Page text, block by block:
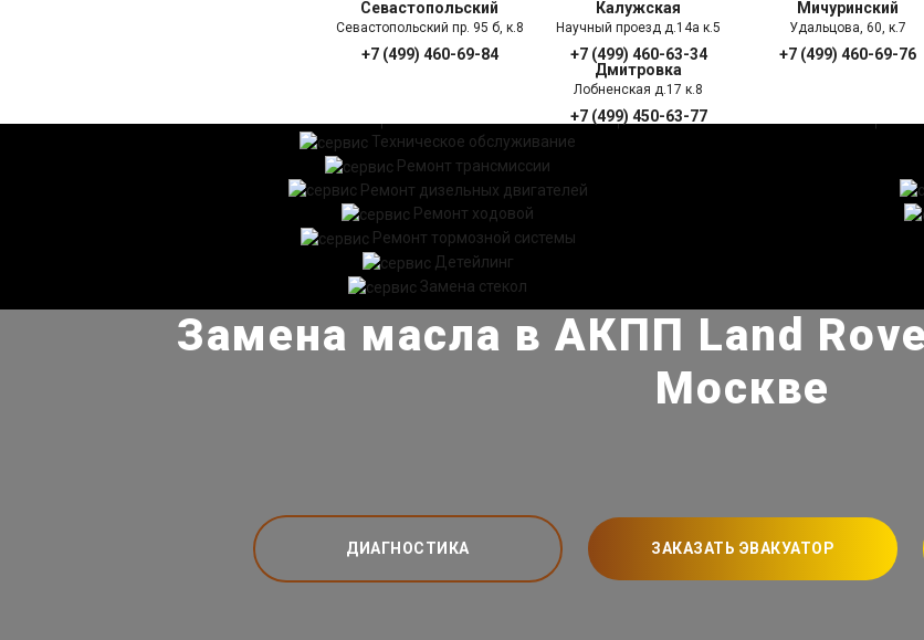
Севастопольский
Севастопольский пр. 95 б, к.8
+7 (499) 460-69-84
Калужская
Научный проезд д.14а к.5
+7 (499) 460-63-34
Мичуринский
Удальцова, 60, к.7
+7 (499) 460-69-76
Дмитровка
Лобненская д.17 к.8
+7 (499) 450-63-77ПРАЙС ЛИСТ
Техническое обслуживание
Ремонт трансмиссии
Ремонт дизельных двигателей
Ремонт ходовой
Ремонт тормозной системы
Детейлинг
Замена стекол
Замена масла в АКПП Land
Москве
ДИАГНОСТИКА ЗАКАЗАТЬ ЭВАКУАТОР